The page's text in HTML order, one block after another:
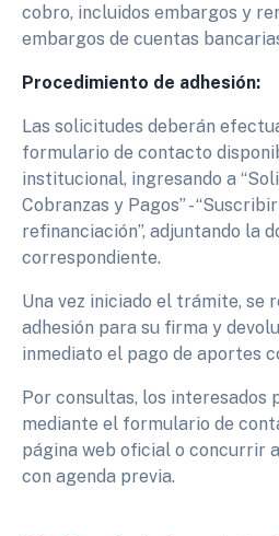
cobro, incluidos embargos y
embargos de cuentas
Procedimiento de adhesión:
Las solicitudes deberán
formulario de contacto
institucional, ingresando a
Cobranzas y Pagos” -
refinanciación”, adjuntando la
correspondiente.
Una vez iniciado el trámite, se
adhesión para su firma y
inmediato el pago de aportes
Por consultas, los interesados
mediante el formulario de
página web oficial o concurrir
con agenda previa.